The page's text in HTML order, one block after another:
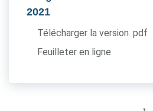
2021
Télécharger la version .pdf
Feuilleter en ligne